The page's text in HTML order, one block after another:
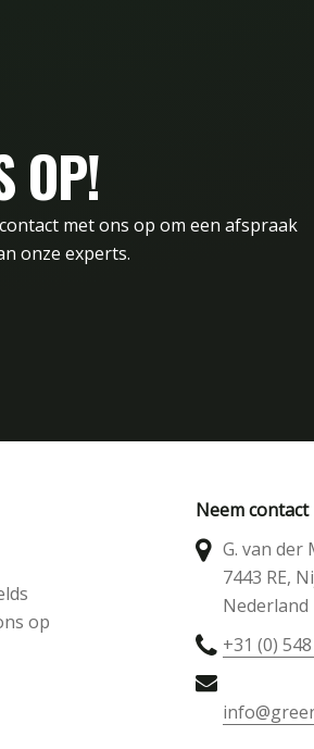
OP!
met ons op om een afspraak
onze experts.
op
Neem
G. van der
7443 RE,
Nederland
+31 (0)